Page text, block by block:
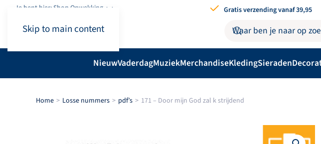
Skip to main content
Je bent hier: Shop.Opwekking Gratis verzending vanaf 39,95
NieuwVaderdagMuziekMerchandiseKledingSieraden
Home Losse nummers pdf’s 171 – Door mijn God zal k strijdend